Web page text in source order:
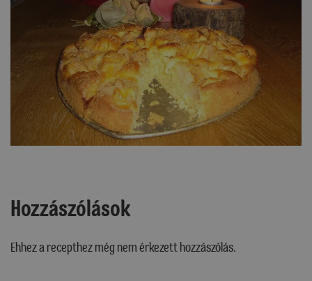
Hozzászólások
Ehhez a recepthez még nem érkezett hozzászólás.